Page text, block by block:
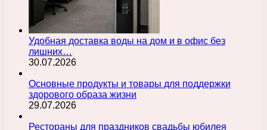
Удобная доставка воды на дом и в офис без
лишних…
30.07.2026
Основные продукты и товары для поддержки
здорового образа жизни
29.07.2026
Рестораны для праздников свадьбы юбилея